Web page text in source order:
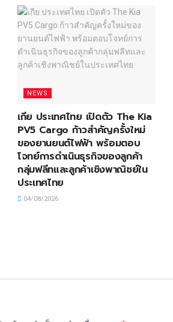
NEWS
เกีย ประเทศไทย เปิดตัว The Kia
PV5 Cargo ก้าวสำคัญครั้งใหม่
ของยานยนต์ไฟฟ้า พร้อมตอบ
โจทย์การดำเนินธุรกิจของลูกค้า
กลุ่มฟลีทและลูกค้าเชิงพาณิชย์ใน
ประเทศไทย
04/08/2026